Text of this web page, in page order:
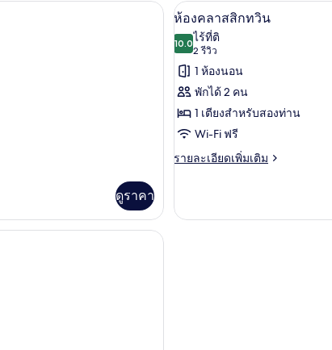
ห้องคลาสสิกดับเบิล | โต๊ะทำงาน, เตารีด/โต๊ะรีดผ้า, Wi-Fi ฟรี, ผ้าปูที่นอน
ดูราคา
เปิด
ภาพถ่าย
ทั้งหมด
ของ
ห้อง
คลาส
สิ
5
ห้องคลาสสิกทวิน
10.010.0 จาก 10
ไร้ที่ติ
2 รีวิว
(2
รีวิว)
1 ห้องนอน
พักได้ 2 คน
1 เตียงสำหรับสองท่าน
Wi-Fi ฟรี
รายละเอียดเพิ่มเติม
ราย
เกี่ยว
ห้องซูพีเรียดับเบิล | โต๊ะทำงาน, เตารีด/โต๊ะรีดผ้า, Wi-Fi ฟรี, ผ้าปูที่นอน